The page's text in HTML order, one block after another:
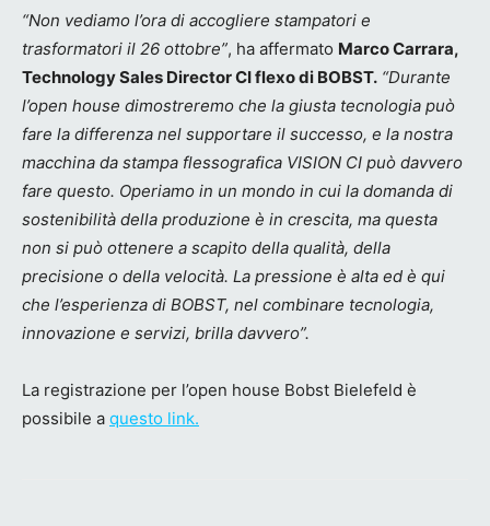
“Non vediamo l’ora di accogliere stampatori e
trasformatori il 26 ottobre”, ha affermato Marco Carrara,
Technology Sales Director CI flexo di BOBST. “Durante
l’open house dimostreremo che la giusta tecnologia può
fare la differenza nel supportare il successo, e la nostra
macchina da stampa flessografica VISION CI può davvero
fare questo. Operiamo in un mondo in cui la domanda di
sostenibilità della produzione è in crescita, ma questa
non si può ottenere a scapito della qualità, della
precisione o della velocità. La pressione è alta ed è qui
che l’esperienza di BOBST, nel combinare tecnologia,
innovazione e servizi, brilla davvero”.
La registrazione per l’open house Bobst Bielefeld è
possibile a questo link.